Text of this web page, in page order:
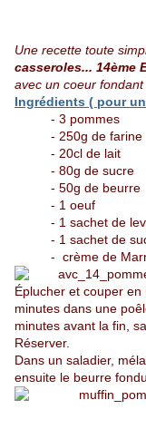
Une recette toute
casseroles... 14ème
avec un coeur fondant
Ingrédients ( pour
- 3 pommes
- 250g de farine
- 20cl de lait
- 80g de sucre
- 50g de beurre
- 1 oeuf
- 1 sachet de
- 1 sachet de
- crème de
Éplucher et couper
minutes dans une
minutes avant la fin,
Réserver.
Dans un saladier,
ensuite le beurre